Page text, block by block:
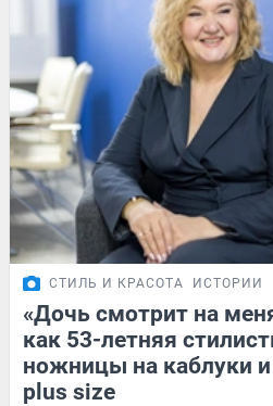
СТИЛЬ И КРАСОТА ИСТОРИИ
«Дочь смотрит на
как 53-летняя
ножницы на каблуки
plus size